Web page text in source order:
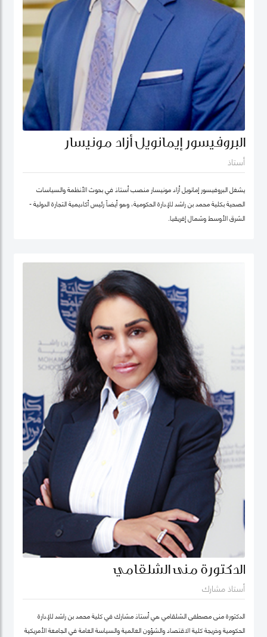
البروفيسور إيمانويل أزاد مونيسار
أستاذ
يشغل البروفيسور إمانويل أزاد مونيسار منصب أستاذ في بحوث الأنظمة والسياسات
الصحية بكلية محمد بن راشد للإدارة الحكومية، وهو أيضاً رئيس أكاديمية التجارة الدولية -
الشرق الأوسط وشمال إفريقيا.
الدكتورة منى الشلقامي
أستاذ مشارك
الدكتورة منى مصطفى الشلقامي هي أستاذ مشارك في كلية محمد بن راشد للإدارة
الحكومية وخريجة كلية الاقتصاد والشؤون العالمية والسياسة العامة في الجامعة الأمريكية